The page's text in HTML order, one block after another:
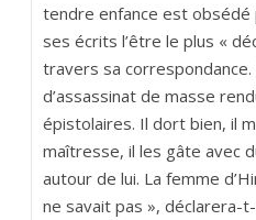
tendre enfance est obsédé
ses écrits l’être le plus «
travers sa
d’assassinat de masse
épistolaires. Il dort bien, il
maîtresse, il les gâte avec
autour de lui. La femme
ne savait pas », déclarera-